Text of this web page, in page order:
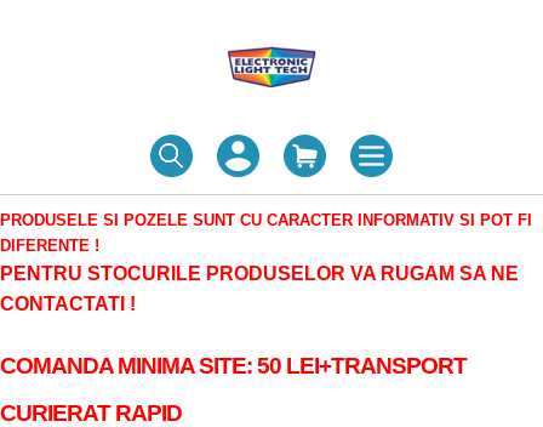
PRODUSELE SI POZELE SUNT CU CARACTER INFORMATIV SI POT FI
DIFERENTE !
PENTRU STOCURILE PRODUSELOR VA RUGAM SA NE
CONTACTATI !
COMANDA MINIMA SITE: 50 LEI+TRANSPORT
CURIERAT RAPID